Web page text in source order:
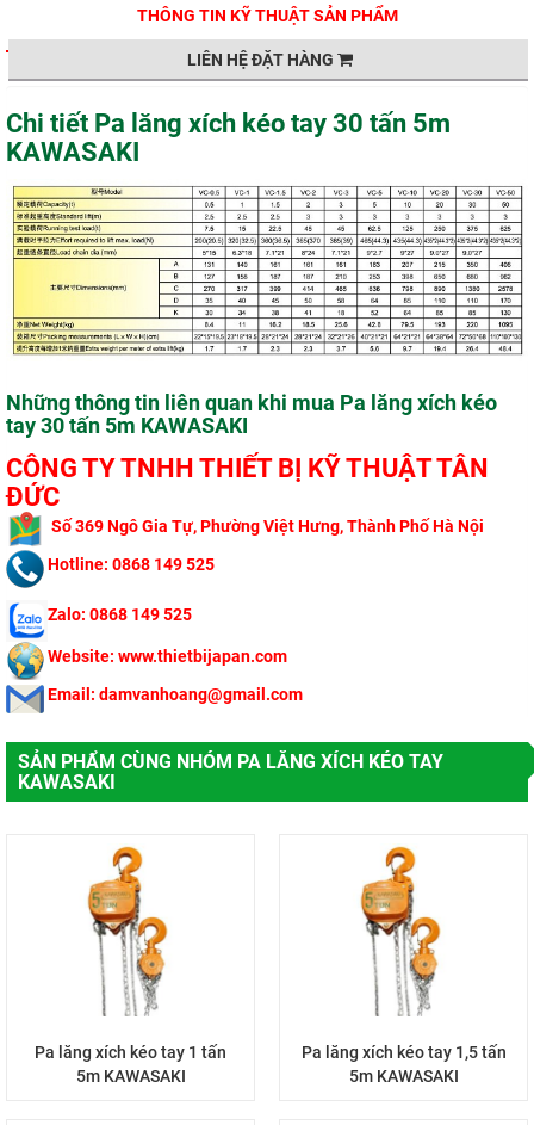
THÔNG TIN KỸ THUẬT SẢN PHẨM
LIÊN HỆ ĐẶT HÀNG
Chi tiết Pa lăng xích kéo tay 30 tấn 5m
KAWASAKI
Những thông tin liên quan khi mua Pa lăng xích kéo
tay 30 tấn 5m KAWASAKI
CÔNG TY TNHH THIẾT BỊ KỸ THUẬT TÂN
ĐỨC
Số 369 Ngô Gia Tự, Phường Việt Hưng, Thành Phố Hà Nội
Hotline: 0868 149 525
Zalo: 0868 149 525
Website: www.thietbijapan.com
Email: damvanhoang@gmail.com
SẢN PHẨM CÙNG NHÓM PA LĂNG XÍCH KÉO TAY
KAWASAKI
Pa lăng xích kéo tay 1 tấn
5m KAWASAKI
Pa lăng xích kéo tay 1,5 tấn
5m KAWASAKI